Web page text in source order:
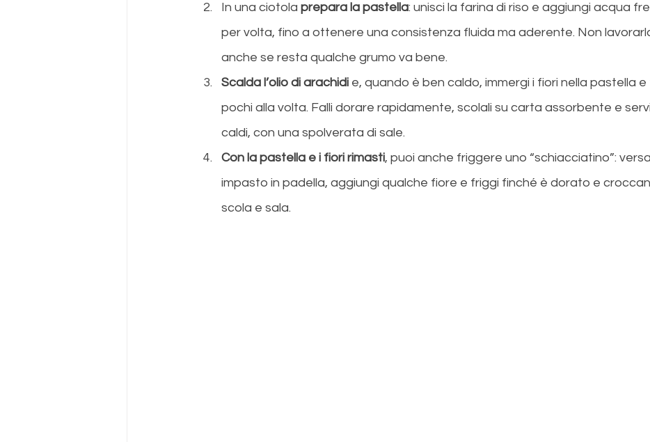
In una ciotola prepara la pastella: unisci la farina di riso e aggiungi acqua
per volta, fino a ottenere una consistenza fluida ma aderente. Non
anche se resta qualche grumo va bene.
Scalda l’olio di arachidi e, quando è ben caldo, immergi i fiori nella pastella e
pochi alla volta. Falli dorare rapidamente, scolali su carta assorbente e
caldi, con una spolverata di sale.
Con la pastella e i fiori rimasti, puoi anche friggere uno “schiacciatino”: versa
impasto in padella, aggiungi qualche fiore e friggi finché è dorato e
scola e sala.